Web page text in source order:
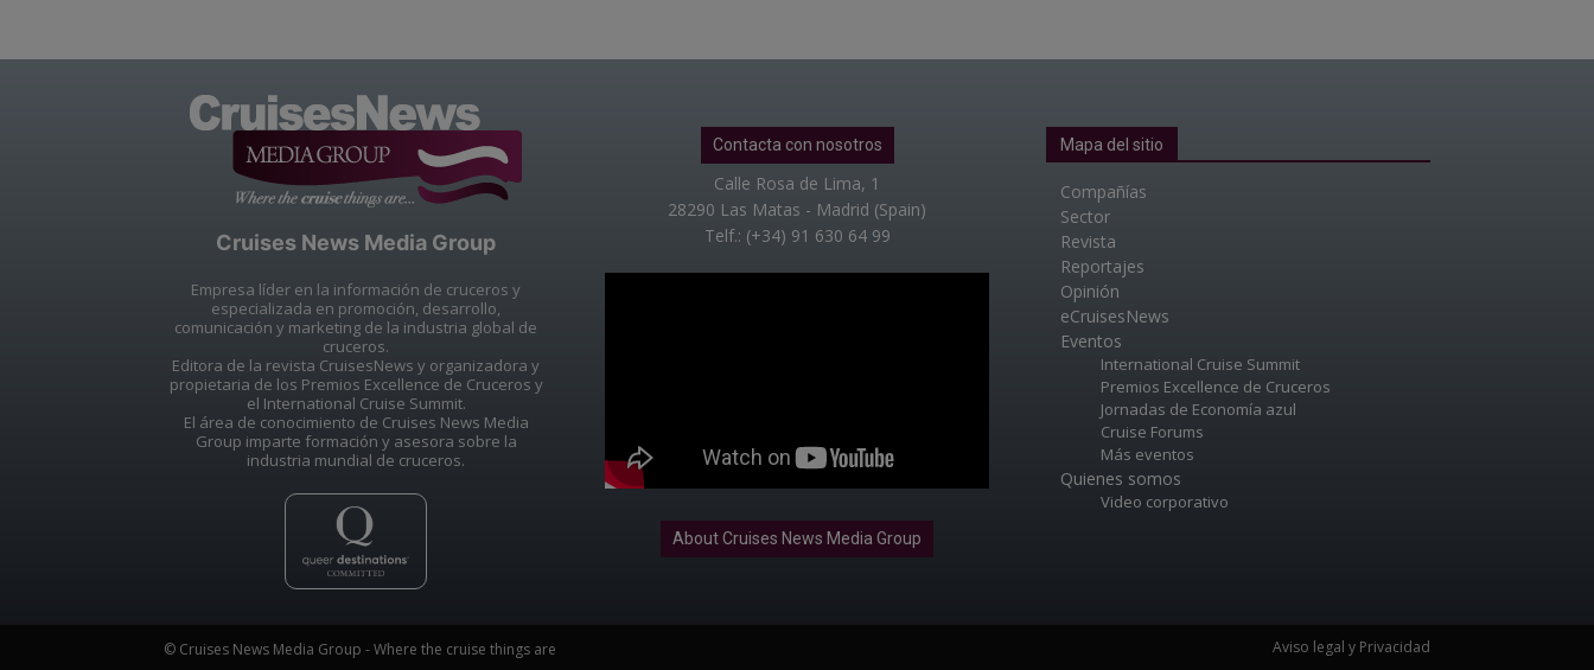
Cruises News Media Group
Empresa líder en la información de cruceros y
especializada en promoción, desarrollo,
comunicación y marketing de la industria global de
cruceros.
Editora de la revista CruisesNews y organizadora y
propietaria de los Premios Excellence de Cruceros y
el International Cruise Summit.
El área de conocimiento de Cruises News Media
Group imparte formación y asesora sobre la
industria mundial de cruceros.
Contacta con nosotros
Calle Rosa de Lima, 1
28290 Las Matas - Madrid (Spain)
Telf.: (+34) 91 630 64 99
About Cruises News Media Group
Mapa del sitio
Compañías
Sector
Revista
Reportajes
Opinión
eCruisesNews
Eventos
International Cruise Summit
Premios Excellence de Cruceros
Jornadas de Economía azul
Cruise Forums
Más eventos
Quienes somos
Video corporativo
© Cruises News Media Group - Where the cruise things are Aviso legal y Privacidad